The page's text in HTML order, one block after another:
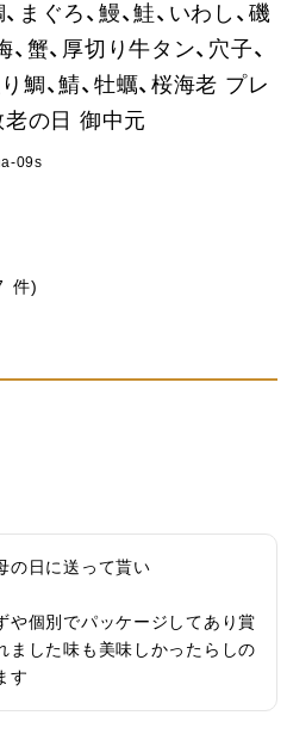
まぐろ、鰻、鮭、いわし、磯
、蟹、厚切り牛タン、穴子、
鯛、鯖、牡蠣、桜海老 プレ
の日 御中元
09s
の日に送って貰い
や個別でパッケージしてあり賞
ました味も美味しかったらしの
す